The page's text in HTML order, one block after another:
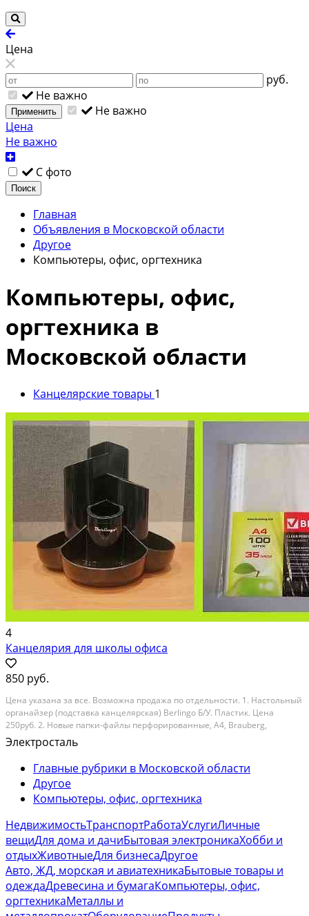
Цена
руб.
Не важно
Применить
Не важно
Цена
Не важно
С фото
Поиск
Главная
Объявления в Московской области
Другое
Компьютеры, офис, оргтехника
Компьютеры, офис,
оргтехника в
Московской области
Канцелярские товары 1
4
Канцелярия для школы офиса
850 руб.
Цена указана за все. Возможна продажа по отдельности. 1. Настольный
органайзер (подставка канцелярская) Вerlingо Б/У. Пластик. Цена
250руб. 2. Новые папки-файлы перфорированные, А4, Brauberg,
комплект 100 шт., гладкие, Яблоко, 35 мкм. Цена 200руб. 3. Пaпкa
Вerlingо для тетрадей А5. Б/У. Paзмeр...
Электросталь
Главные рубрики в Московской области
Другое
Компьютеры, офис, оргтехника
НедвижимостьТранспортРаботаУслугиЛичные
вещиДля дома и дачиБытовая электроникаХобби и
отдыхЖивотныеДля бизнесаДругое
Авто, ЖД, морская и авиатехникаБытовые товары и
одеждаДревесина и бумагаКомпьютеры, офис,
оргтехникаМеталлы и